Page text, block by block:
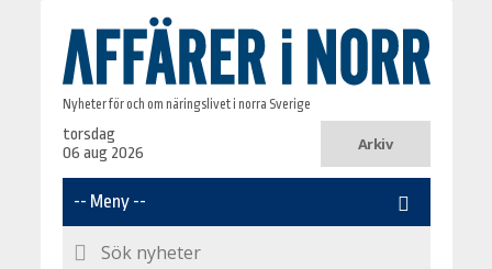
Nyheter för och om näringslivet i norra Sverige
torsdag
06 aug 2026
Arkiv